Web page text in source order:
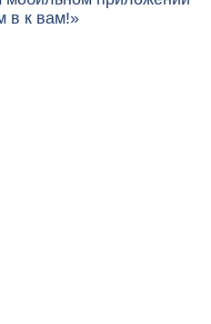
в к вам!»